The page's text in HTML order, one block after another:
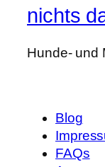
nichts
Hunde- und
Blog
FAQs